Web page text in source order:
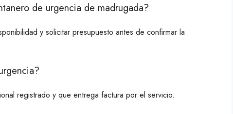
de urgencia de madrugada?
y solicitar presupuesto antes de confirmar la
registrado y que entrega factura por el servicio.